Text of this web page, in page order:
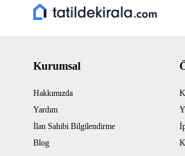
Kurumsal
Hakkımızda
Yardım
İlan Sahibi Bilgilendirme
Blog